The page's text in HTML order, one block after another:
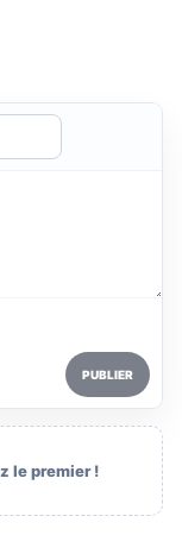
PUBLIER
le premier !